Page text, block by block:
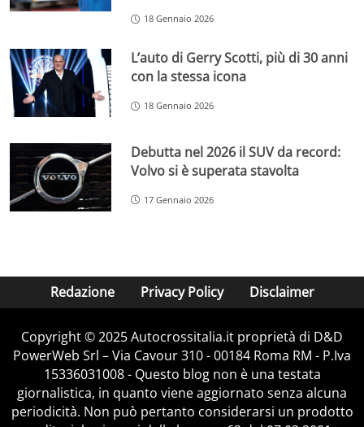
18 Gennaio 2026
L’auto di Gerry Scotti, più di 30 anni
con la stessa icona
18 Gennaio 2026
Debutta nel 2026 il SUV da record:
Volvo si è superata stavolta
17 Gennaio 2026
Redazione Privacy Policy Disclaimer
Copyright © 2025 Autocrossitalia.it proprietà di D&D
PowerWeb Srl – Via Cavour 310 - 00184 Roma RM - P.Iva
15336031008 - Questo blog non è una testata
giornalistica, in quanto viene aggiornato senza alcuna
periodicità. Non può pertanto considerarsi un prodotto